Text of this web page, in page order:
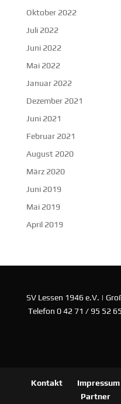
Oktober 2022
Juli 2022
Juni 2022
Mai 2022
Januar 2022
Dezember 2021
Juni 2021
Februar 2021
August 2020
März 2020
Juni 2019
Mai 2019
April 2019
SV Lessen 1946 e.V. |
Telefon 0 42 71 / 95 52
Kontakt Impressum
Partner